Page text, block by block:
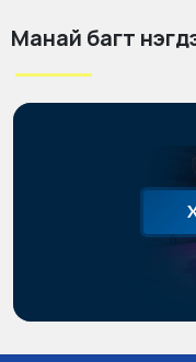
Манай багт